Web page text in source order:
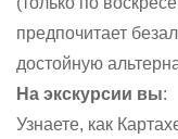
предпочитает
достойную
На экскурсии вы:
Узнаете, как